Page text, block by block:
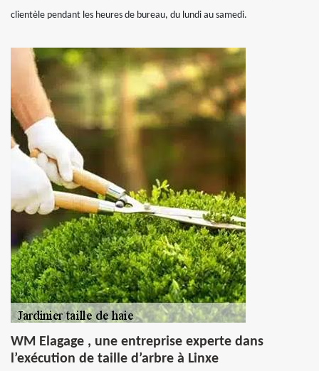
clientèle pendant les heures de bureau, du lundi au samedi.
WM Elagage , une entreprise experte dans
l’exécution de taille d’arbre à Linxe